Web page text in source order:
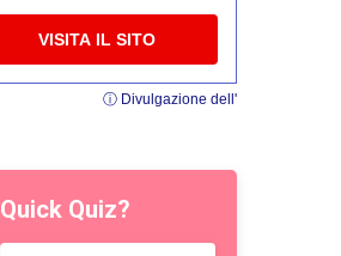
VISITA IL SITO
ⓘ Divulgazione dell'
Quick Quiz?